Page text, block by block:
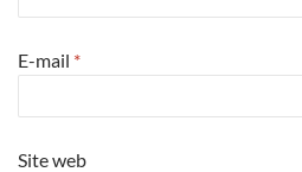
E-mail *
Site web